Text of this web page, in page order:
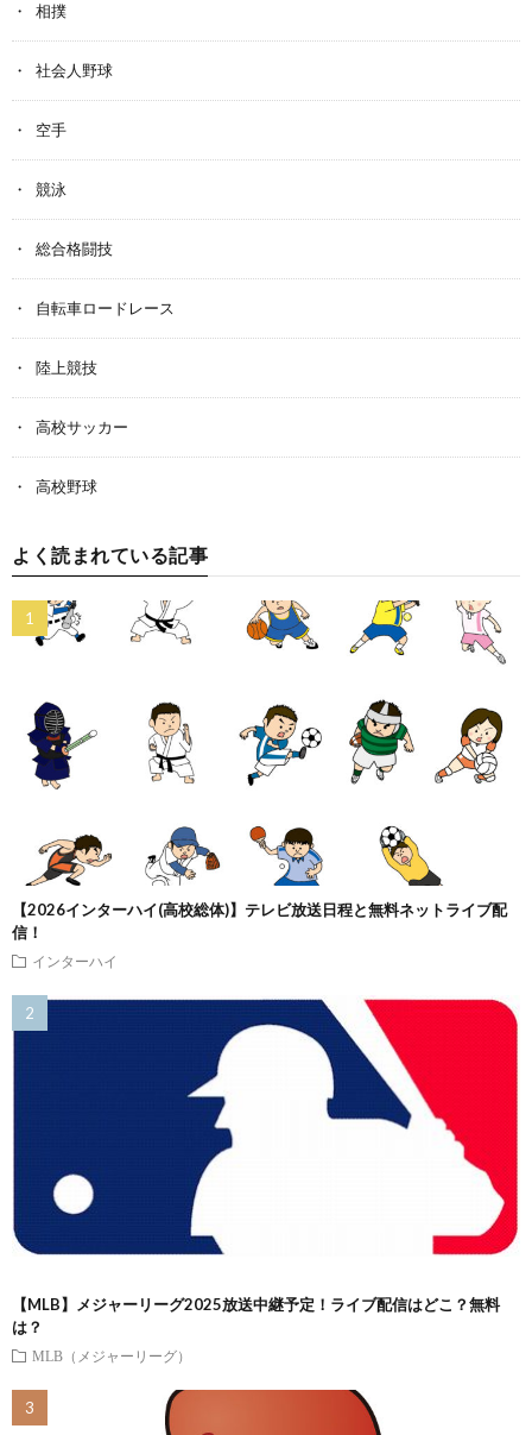
相撲
社会人野球
空手
競泳
総合格闘技
自転車ロードレース
陸上競技
高校サッカー
高校野球
よく読まれている記事
【2026インターハイ(高校総体)】テレビ放送日程と無料ネットライブ配
信！
インターハイ
【MLB】メジャーリーグ2025放送中継予定！ライブ配信はどこ？無料
は？
MLB（メジャーリーグ）